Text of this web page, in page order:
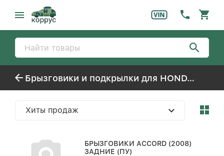
Брызговики и подкрылки для HONDA ACCORD
Хиты продаж
БРЫЗГОВИКИ ACCORD (2008)
ЗАДНИЕ (ПУ)